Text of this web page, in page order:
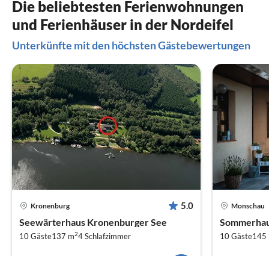
Die beliebtesten Ferienwohnungen
und Ferienhäuser in der Nordeifel
Unterkünfte mit den höchsten Gästebewertungen
Kronenburg 5.0
Seewärterhaus Kronenburger See
10 Gäste137 m24Schlafzimmer
Monschau
10 Gäste145